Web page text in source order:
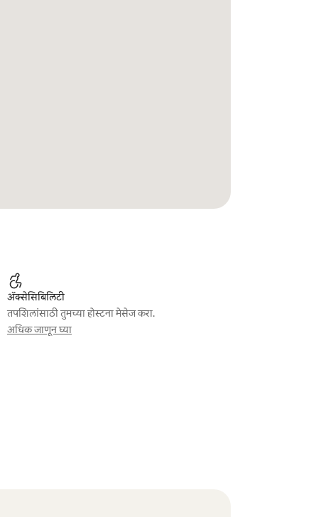
ॲक्सेसिबिलिटी
तपशिलांसाठी तुमच्या होस्टना मेसेज करा.
अधिक जाणून घ्या